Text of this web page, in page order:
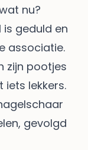
nu?
is geduld en
associatie.
zijn pootjes
lekkers.
gevolgd